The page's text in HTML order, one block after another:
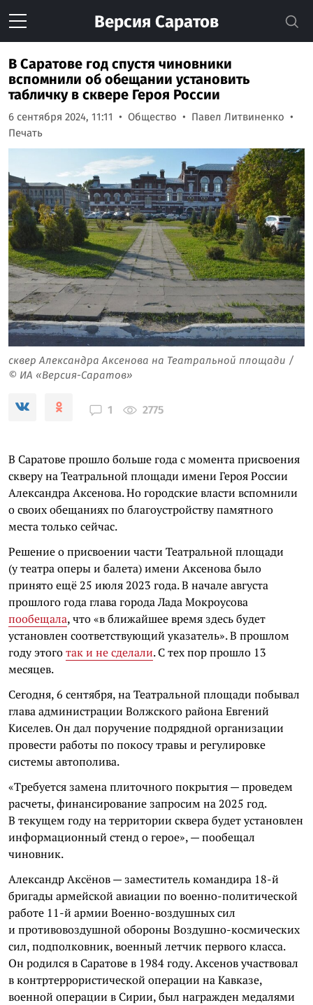
Версия Саратов
В Саратове год спустя чиновники
вспомнили об обещании установить
табличку в сквере Героя России
6 сентября 2024, 11:11 Общество
Павел Литвиненко
Печать
сквер Александра Аксенова на Театральной площади /
© ИА «Версия-Саратов»
1 2775
В Саратове прошло больше года с момента присвоения
скверу на Театральной площади имени Героя России
Александра Аксенова. Но городские власти вспомнили
о своих обещаниях по благоустройству памятного
места только сейчас.
Решение о присвоении части Театральной площади
(у театра оперы и балета) имени Аксенова было
принято ещё 25 июля 2023 года. В начале августа
прошлого года глава города Лада Мокроусова
пообещала, что «в ближайшее время здесь будет
установлен соответствующий указатель». В прошлом
году этоготак и не сделали. С тех пор прошло 13
месяцев.
Сегодня, 6 сентября, на Театральной площади побывал
глава администрации Волжского района Евгений
Киселев. Он дал поручение подрядной организации
провести работы по покосу травы и регулировке
системы автополива.
«Требуется замена плиточного покрытия — проведем
расчеты, финансирование запросим на 2025 год.
В текущем году на территории сквера будет установлен
информационный стенд о герое», — пообещал
чиновник.
Александр Аксёнов — заместитель командира 18-й
бригады армейской авиации по военно-политической
работе 11-й армии Военно-воздушных сил
и противовоздушной обороны Воздушно-космических
сил, подполковник, военный летчик первого класса.
Он родился в Саратове в 1984 году. Аксенов участвовал
в контртеррористической операции на Кавказе,
военной операции в Сирии, был награжден медалями